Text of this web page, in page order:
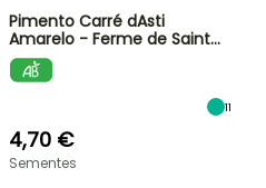
Pimento Carré dAsti
Amarelo - Ferme de Saint…
11
4,70 €
Sementes